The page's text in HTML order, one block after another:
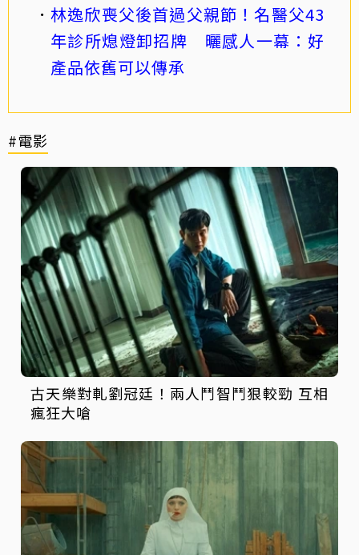
林逸欣喪父後首過父親節！名醫父43
年診所熄燈卸招牌 曬感人一幕：好
產品依舊可以傳承
#電影
古天樂對軋劉冠廷！兩人鬥智鬥狠較勁 互相
瘋狂大嗆